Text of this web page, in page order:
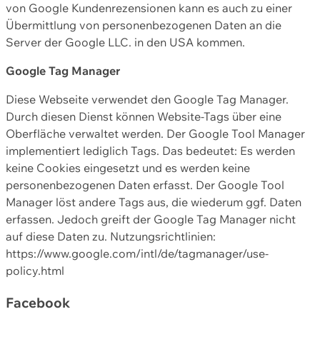
von Google Kundenrezensionen kann es auch zu einer
Übermittlung von personenbezogenen Daten an die
Server der Google LLC. in den USA kommen.
Google Tag Manager
Diese Webseite verwendet den Google Tag Manager.
Durch diesen Dienst können Website-Tags über eine
Oberfläche verwaltet werden. Der Google Tool Manager
implementiert lediglich Tags. Das bedeutet: Es werden
keine Cookies eingesetzt und es werden keine
personenbezogenen Daten erfasst. Der Google Tool
Manager löst andere Tags aus, die wiederum ggf. Daten
erfassen. Jedoch greift der Google Tag Manager nicht
auf diese Daten zu. Nutzungsrichtlinien:
https://www.google.com/intl/de/tagmanager/use-
policy.html
Facebook